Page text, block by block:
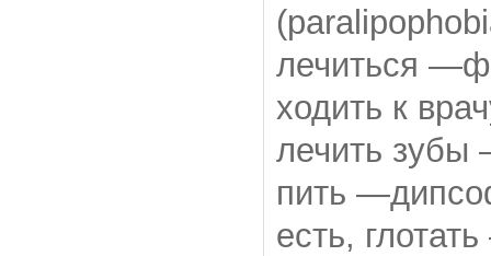
лечиться
ходить к
лечить зубы
пить
есть,